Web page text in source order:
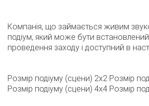
Компанія, що займається живим
подіум, який може бути встановлений
проведення заходу і доступний в
Розмір подіуму (сцени) 2х2 Розмір
Розмір подіуму (сцени) 4х4 Розмір